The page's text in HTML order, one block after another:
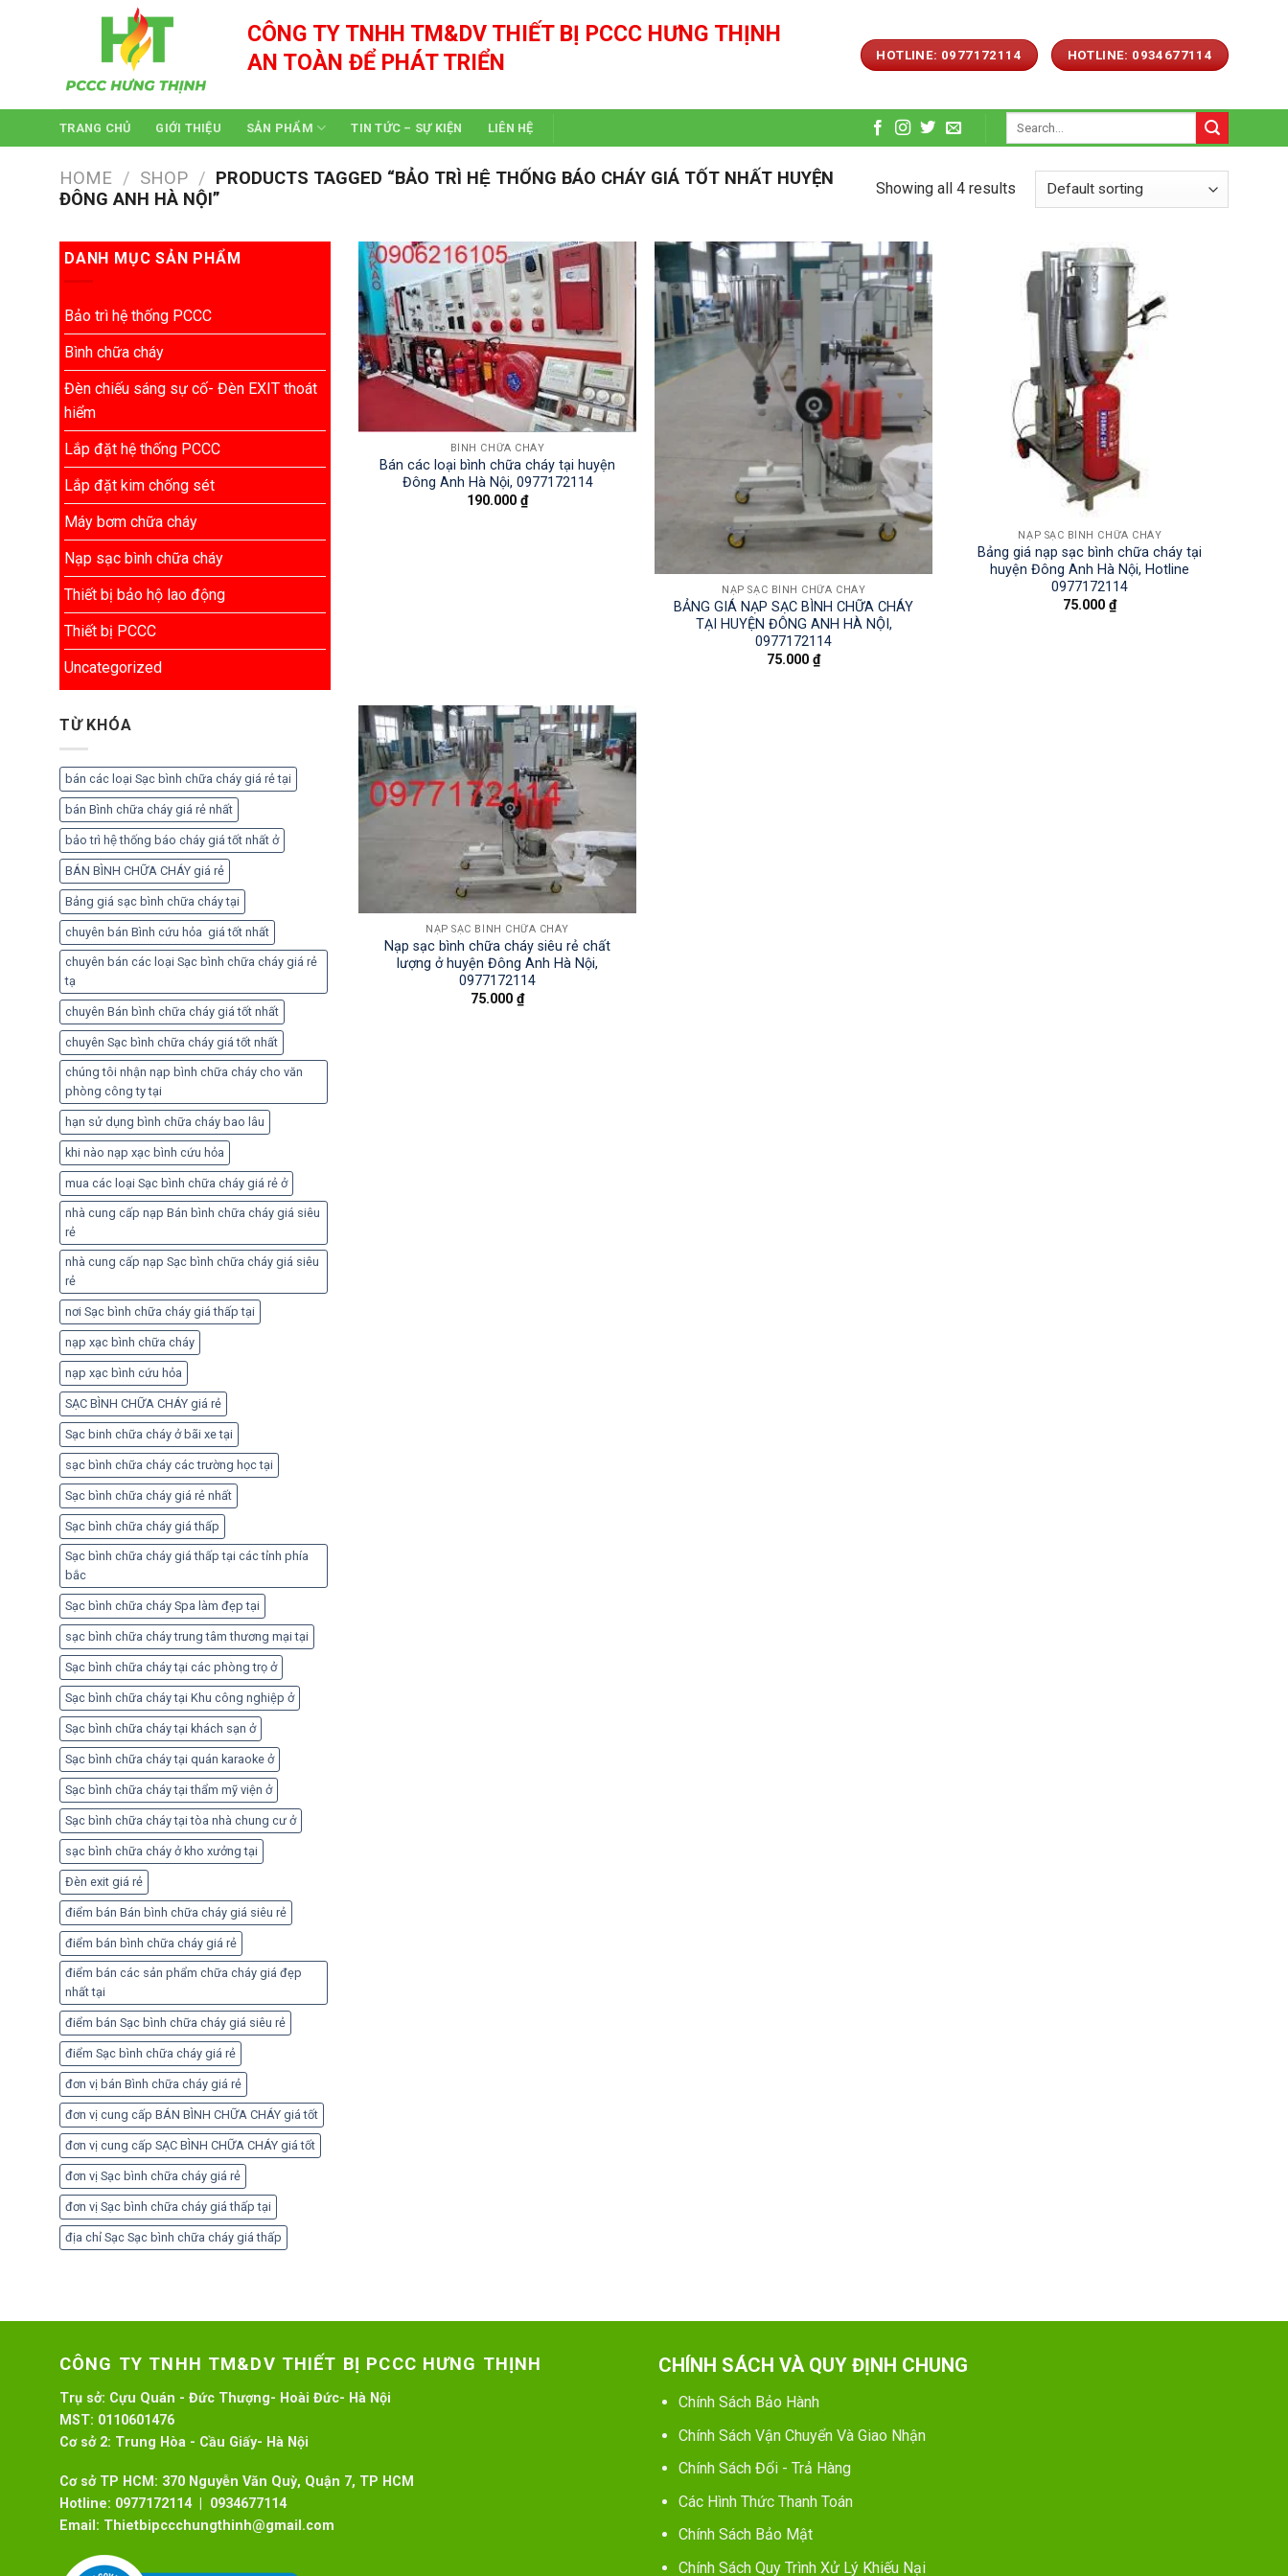
CÔNG TY TNHH TM&DV THIẾT BỊ PCCC HƯNG THỊNH
AN TOÀN ĐỂ PHÁT TRIỂN
HOTLINE: 0977172114 HOTLINE: 0934677114
TRANG CHỦ GIỚI THIỆU SẢN PHẨM TIN TỨC – SỰ KIỆN LIÊN HỆ
HOME / SHOP / PRODUCTS TAGGED “BẢO TRÌ HỆ THỐNG BÁO CHÁY GIÁ TỐT NHẤT HUYỆN
ĐÔNG ANH HÀ NỘI”
Showing all 4 results
DANH MỤC SẢN PHẨM
Bảo trì hệ thống PCCC
Bình chữa cháy
Đèn chiếu sáng sự cố- Đèn EXIT thoát
hiểm
Lắp đặt hệ thống PCCC
Lắp đặt kim chống sét
Máy bơm chữa cháy
Nạp sạc bình chữa cháy
Thiết bị bảo hộ lao động
Thiết bị PCCC
Uncategorized
TỪ KHÓA
bán các loại Sạc bình chữa cháy giá rẻ tại
bán Bình chữa cháy giá rẻ nhất
bảo trì hệ thống báo cháy giá tốt nhất ở
BÁN BÌNH CHỮA CHÁY giá rẻ
Bảng giá sạc bình chữa cháy tại
chuyên bán Bình cứu hỏa giá tốt nhất
chuyên bán các loại Sạc bình chữa cháy giá rẻ
tạ
chuyên Bán bình chữa cháy giá tốt nhất
chuyên Sạc bình chữa cháy giá tốt nhất
chúng tôi nhận nạp bình chữa cháy cho văn
phòng công ty tại
hạn sử dụng bình chữa cháy bao lâu
khi nào nạp xạc bình cứu hỏa
mua các loại Sạc bình chữa cháy giá rẻ ở
nhà cung cấp nạp Bán bình chữa cháy giá siêu
rẻ
nhà cung cấp nạp Sạc bình chữa cháy giá siêu
rẻ
nơi Sạc bình chữa cháy giá thấp tại
nạp xạc bình chữa cháy
nạp xạc bình cứu hỏa
SẠC BÌNH CHỮA CHÁY giá rẻ
Sạc binh chữa cháy ở bãi xe tại
sạc bình chữa cháy các trường học tại
Sạc bình chữa cháy giá rẻ nhất
Sạc bình chữa cháy giá thấp
Sạc bình chữa cháy giá thấp tại các tỉnh phía
bắc
Sạc bình chữa cháy Spa làm đẹp tại
sạc bình chữa cháy trung tâm thương mại tại
Sạc bình chữa cháy tại các phòng trọ ở
Sạc bình chữa cháy tại Khu công nghiệp ở
Sạc bình chữa cháy tại khách sạn ở
Sạc bình chữa cháy tại quán karaoke ở
Sạc bình chữa cháy tại thẩm mỹ viện ở
Sạc bình chữa cháy tại tòa nhà chung cư ở
sạc bình chữa cháy ở kho xưởng tại
Đèn exit giá rẻ
điểm bán Bán bình chữa cháy giá siêu rẻ
điểm bán bình chữa cháy giá rẻ
điểm bán các sản phẩm chữa cháy giá đẹp
nhất tại
điểm bán Sạc bình chữa cháy giá siêu rẻ
điểm Sạc bình chữa cháy giá rẻ
đơn vị bán Bình chữa cháy giá rẻ
đơn vị cung cấp BÁN BÌNH CHỮA CHÁY giá tốt
đơn vị cung cấp SẠC BÌNH CHỮA CHÁY giá tốt
đơn vị Sạc bình chữa cháy giá rẻ
đơn vị Sạc bình chữa cháy giá thấp tại
địa chỉ Sạc Sạc bình chữa cháy giá thấp
BÌNH CHỮA CHÁY
Bán các loại bình chữa cháy tại huyện
Đông Anh Hà Nội, 0977172114
190.000₫
NẠP SẠC BÌNH CHỮA CHÁY
BẢNG GIÁ NẠP SẠC BÌNH CHỮA CHÁY
TẠI HUYỆN ĐÔNG ANH HÀ NỘI,
0977172114
75.000₫
NẠP SẠC BÌNH CHỮA CHÁY
Bảng giá nạp sạc bình chữa cháy tại
huyện Đông Anh Hà Nội, Hotline
0977172114
75.000₫
NẠP SẠC BÌNH CHỮA CHÁY
Nạp sạc bình chữa cháy siêu rẻ chất
lượng ở huyện Đông Anh Hà Nội,
0977172114
75.000₫
CÔNG TY TNHH TM&DV THIẾT BỊ PCCC HƯNG THỊNH
Trụ sở: Cựu Quán - Đức Thượng- Hoài Đức- Hà Nội
MST: 0110601476
Cơ sở 2: Trung Hòa - Cầu Giấy- Hà Nội
Cơ sở TP HCM: 370 Nguyễn Văn Quỳ, Quận 7, TP HCM
Hotline: 0977172114 | 0934677114
Email: Thietbipccchungthinh@gmail.com
CHÍNH SÁCH VÀ QUY ĐỊNH CHUNG
Chính Sách Bảo Hành
Chính Sách Vận Chuyển Và Giao Nhận
Chính Sách Đổi - Trả Hàng
Các Hình Thức Thanh Toán
Chính Sách Bảo Mật
Chính Sách Quy Trình Xử Lý Khiếu Nại